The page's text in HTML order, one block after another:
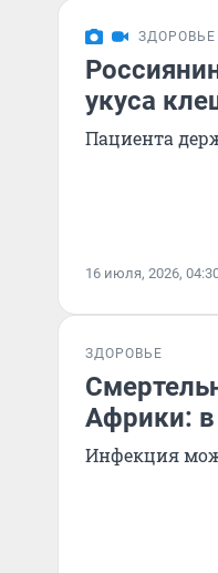
ЗДОРОВЬЕ
укуса
Пациента
16 июля, 2026,
ЗДОРОВЬЕ
Африки: в
Инфекция